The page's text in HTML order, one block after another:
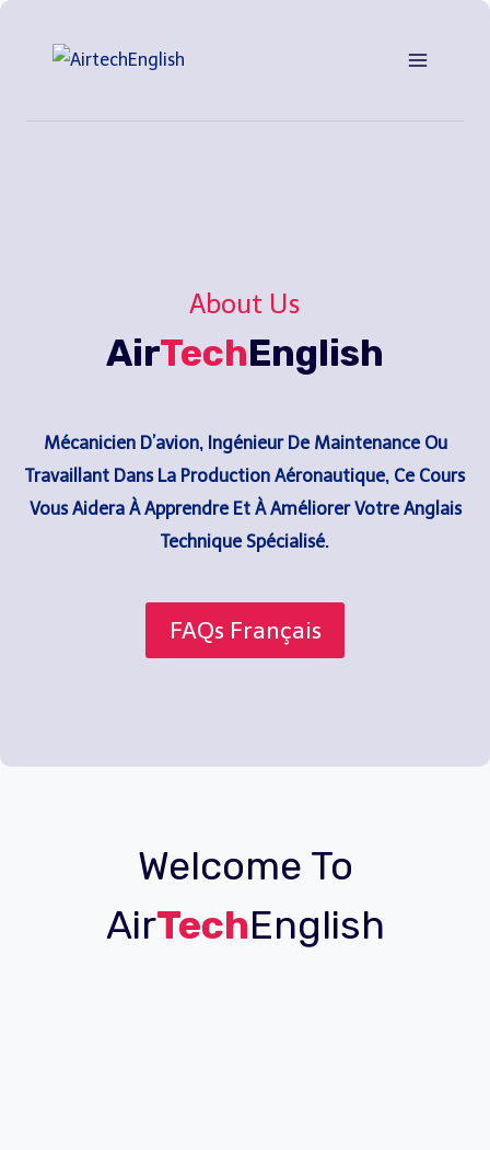
About Us
AirTechEnglish
Mécanicien D’avion, Ingénieur De Maintenance Ou
Travaillant Dans La Production Aéronautique, Ce Cours
Vous Aidera À Apprendre Et À Améliorer Votre Anglais
Technique Spécialisé.
FAQs Français
Welcome To
AirTechEnglish